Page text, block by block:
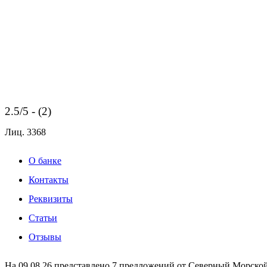
2.5/5 - (2)
Лиц. 3368
О банке
Контакты
Реквизиты
Статьи
Отзывы